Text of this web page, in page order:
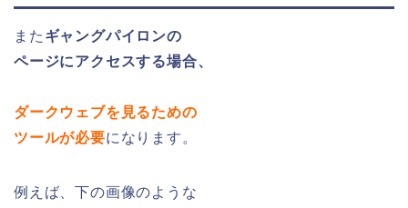
また ギャングパイロンの
ページにアクセスする場合、
ダークウェブを見るための
ツールが必要になります。
例えば、下の画像のような